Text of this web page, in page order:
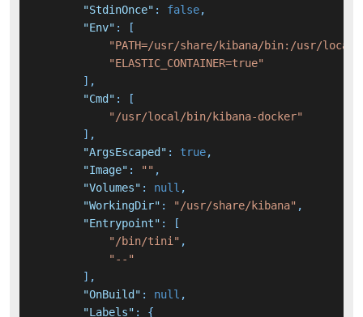
"StdinOnce" : false,
"Env" :
[
"PATH=/usr/share/kibana/bin:/usr/
"ELASTIC_CONTAINER=true"
] ,
"Cmd" :
[
"/usr/local/bin/kibana-docker"
] ,
"ArgsEscaped" : true,
"Image" : "" ,
"Volumes" : null ,
"WorkingDir" : "/usr/share/kibana" ,
"Entrypoint" :
[
"/bin/tini" ,
"--"
] ,
"OnBuild" : null ,
"Labels" : {